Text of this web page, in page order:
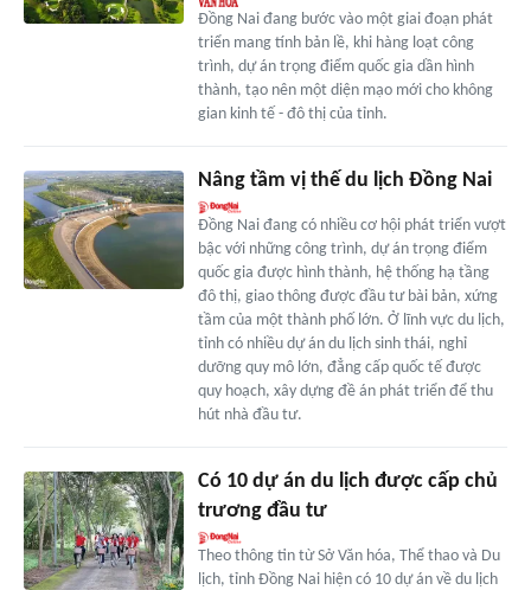
Đồng Nai đang bước vào một giai đoạn phát
triển mang tính bản lề, khi hàng loạt công
trình, dự án trọng điểm quốc gia dần hình
thành, tạo nên một diện mạo mới cho không
gian kinh tế - đô thị của tỉnh.
Nâng tầm vị thế du lịch Đồng Nai
Ðồng Nai đang có nhiều cơ hội phát triển vượt
bậc với những công trình, dự án trọng điểm
quốc gia được hình thành, hệ thống hạ tầng
đô thị, giao thông được đầu tư bài bản, xứng
tầm của một thành phố lớn. Ở lĩnh vực du lịch,
tỉnh có nhiều dự án du lịch sinh thái, nghỉ
dưỡng quy mô lớn, đẳng cấp quốc tế được
quy hoạch, xây dựng đề án phát triển để thu
hút nhà đầu tư.
Có 10 dự án du lịch được cấp chủ
trương đầu tư
Theo thông tin từ Sở Văn hóa, Thể thao và Du
lịch, tỉnh Đồng Nai hiện có 10 dự án về du lịch